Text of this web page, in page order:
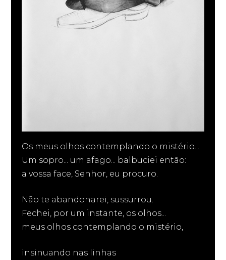
Os meus olhos contemplando o mistério...
Um sopro... um afago... balbuciei então:
a vossa face, Senhor, eu procuro.
Não te abandonarei, sussurrou.
Fechei, por um instante, os olhos...
meus olhos contemplando o mistério,
insinuando nas linhas